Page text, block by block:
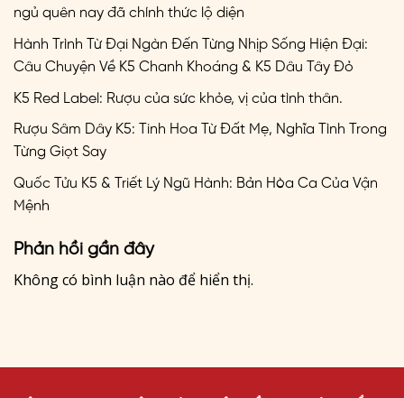
ngủ quên nay đã chính thức lộ diện
Hành Trình Từ Đại Ngàn Đến Từng Nhịp Sống Hiện Đại:
Câu Chuyện Về K5 Chanh Khoáng & K5 Dâu Tây Đỏ
K5 Red Label: Rượu của sức khỏe, vị của tình thân.
Rượu Sâm Dây K5: Tinh Hoa Từ Đất Mẹ, Nghĩa Tình Trong
Từng Giọt Say
Quốc Tửu K5 & Triết Lý Ngũ Hành: Bản Hòa Ca Của Vận
Mệnh
Phản hồi gần đây
Không có bình luận nào để hiển thị.